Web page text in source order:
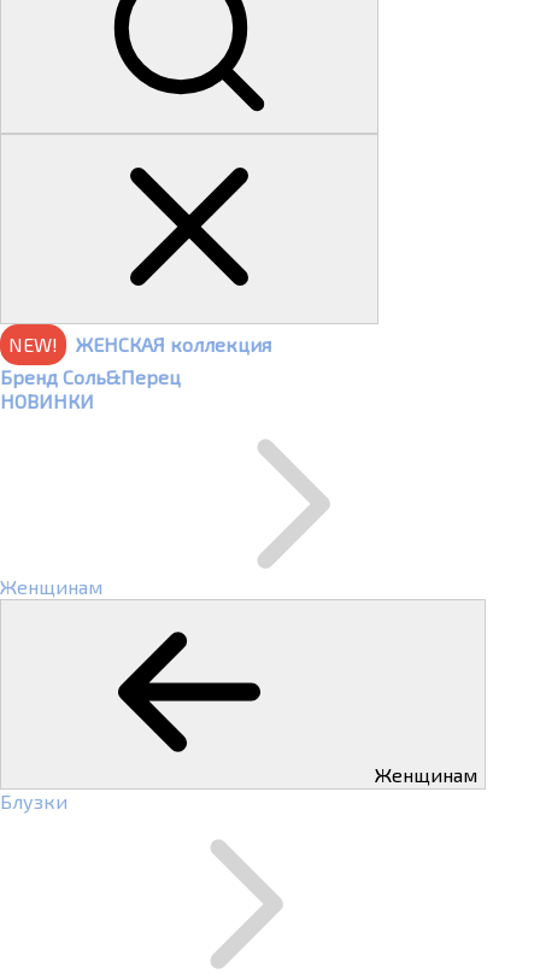
NEW!
ЖЕНСКАЯ коллекция
Бренд Соль&Перец
НОВИНКИ
Женщинам
Женщинам
Блузки